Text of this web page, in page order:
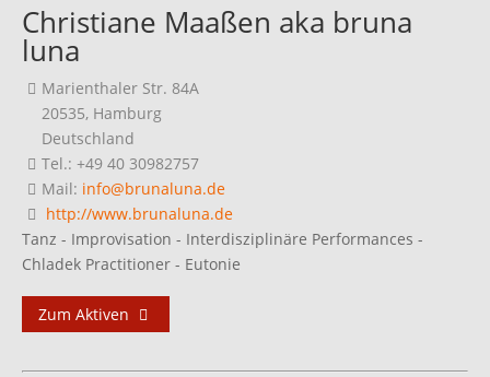
Christiane Maaßen aka bruna
luna
Marienthaler Str. 84A
20535, Hamburg
Deutschland
Tel.: +49 40 30982757
Mail: info@brunaluna.de
http://www.brunaluna.de
Tanz - Improvisation - Interdisziplinäre Performances -
Chladek Practitioner - Eutonie
Zum Aktiven